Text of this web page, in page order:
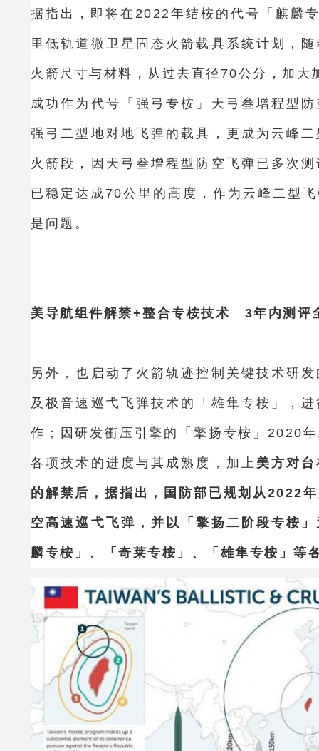
据指出，即将在2022年结桉的代号「麒麟
里低轨道微卫星固态火箭载具系统计划，
火箭尺寸与材料，从过去直径70公分，加大
成功作为代号「强弓专桉」天弓叁增程型
强弓二型地对地飞弹的载具，更成为云峰
火箭段，因天弓叁增程型防空飞弹已多次
已稳定达成70公里的高度，作为云峰二型
是问题。
美导航组件解禁+整合专桉技术 3年内测评
另外，也启动了火箭轨迹控制关键技术研
及极音速巡弋飞弹技术的「雄隼专桉」，
作；因研发衝压引擎的「擎扬专桉」2020
各项技术的进度与其成熟度，加上 美方对
的解禁后，据指出，国防部已规划从2022
空高速巡弋飞弹，并以「擎扬二阶段专桉
麟专桉」、「奇莱专桉」、「雄隼专桉」等